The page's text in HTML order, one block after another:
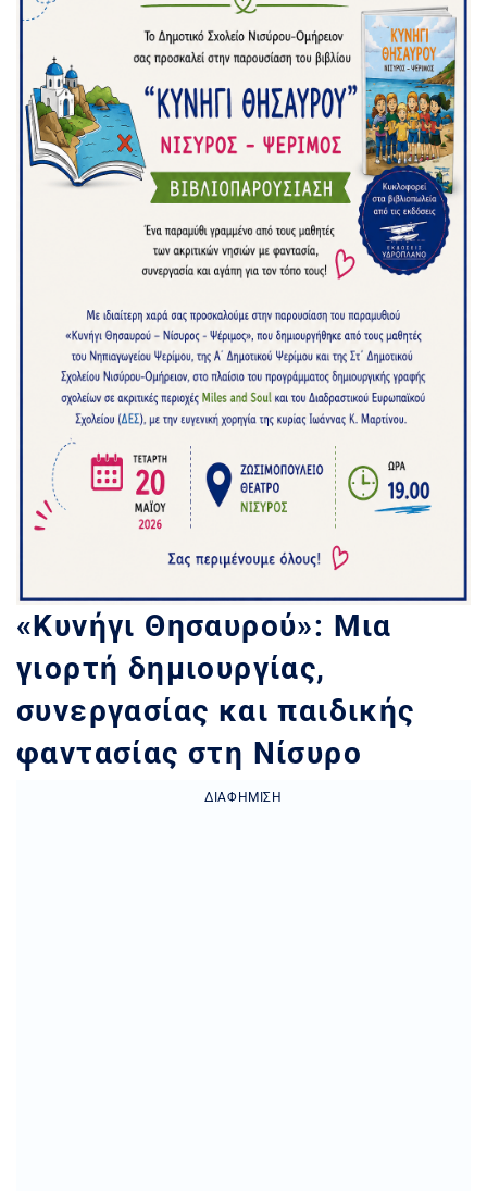
«Κυνήγι Θησαυρού»: Μια
γιορτή δημιουργίας,
συνεργασίας και παιδικής
φαντασίας στη Νίσυρο
ΔΙΑΦΉΜΙΣΗ